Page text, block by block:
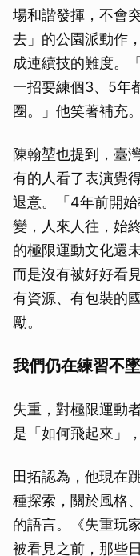
場和諧發揮，不會
去」的公園派動作
成連續技的難度。
一招要練個3、5年
圈。」他笑著補充。
陳翰堃也提到，臺
有的人看了表演覺
退意。「4年前開
變，人來人往，始
的極限運動文化還
而是沒有被好好看
有資源、有包裝的
勵。
我們仍在練習不
失重，對極限運動
是「如何飛起來」
田拓認為，他現在
種探索，關於風格
的語言。《失重玩
被看見之前，那些